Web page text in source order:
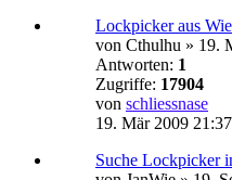
Lockpicker aus
von Cthulhu » 19.
Antworten: 1
Zugriffe: 17904
von schliessnase
19. Mär 2009 21:37
Suche Lockpicker